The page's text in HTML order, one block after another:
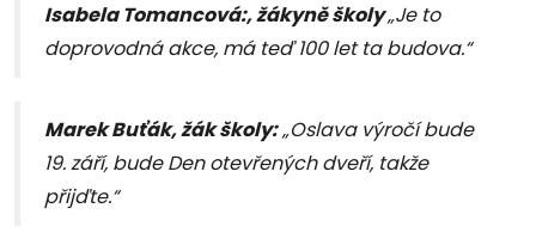
Isabela Tomancová:, žákyně školy„Je to
doprovodná akce, má teď 100 let ta budova.“
Marek Buťák, žák školy:„Oslava výročí bude
19. září, bude Den otevřených dveří, takže
přijďte.“